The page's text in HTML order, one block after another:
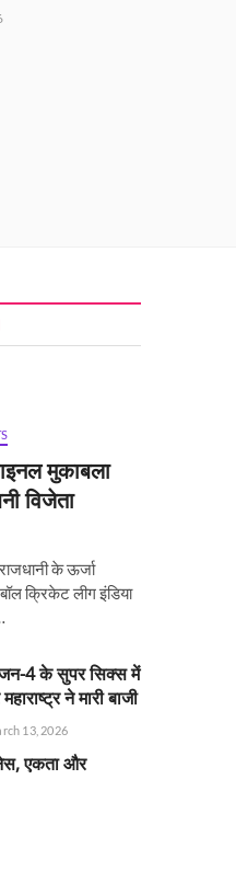
मुकाबला
विजेता
के ऊर्जा
क्रिकेट लीग इंडिया
4 के सुपर सिक्स में
ने मारी बाजी
13, 2026
एकता और